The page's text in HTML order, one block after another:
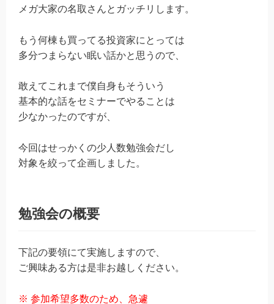
メガ大家の名取さんとガッチリします。
もう何棟も買ってる投資家にとっては
多分つまらない眠い話かと思うので、
敢えてこれまで僕自身もそういう
基本的な話をセミナーでやることは
少なかったのですが、
今回はせっかくの少人数勉強会だし
対象を絞って企画しました。
勉強会の概要
下記の要領にて実施しますので、
ご興味ある方は是非お越しください。
※ 参加希望多数のため、急遽